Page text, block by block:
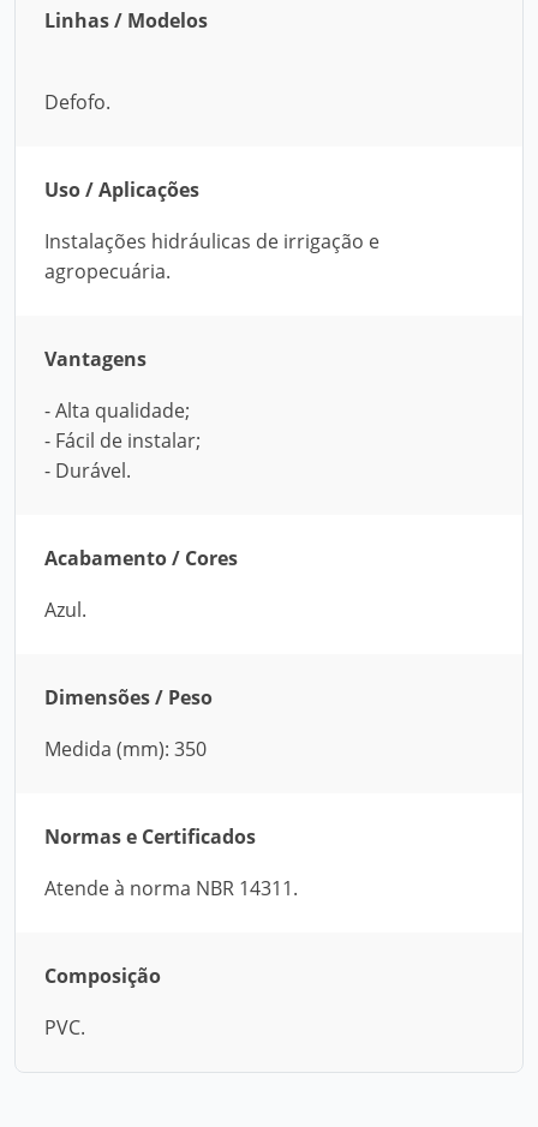
Linhas / Modelos
Defofo.
Uso / Aplicações
Instalações hidráulicas de irrigação e
agropecuária.
Vantagens
- Alta qualidade;
- Fácil de instalar;
- Durável.
Acabamento / Cores
Azul.
Dimensões / Peso
Medida (mm): 350
Normas e Certificados
Atende à norma NBR 14311.
Composição
PVC.